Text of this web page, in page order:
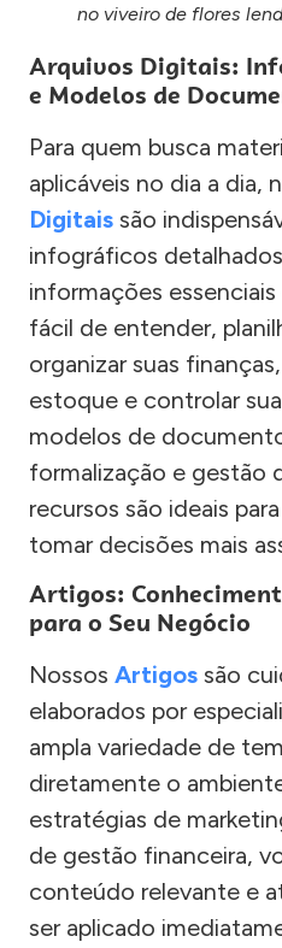
no viveiro de flores
Arquivos Digitais:
e Modelos de
Para quem busca
aplicáveis no dia a dia,
Digitais são
infográficos
informações
fácil de entender,
organizar suas
estoque e controlar
modelos de
formalização e gestão
recursos são ideais
tomar decisões mais
Artigos:
para o Seu Negócio
Nossos Artigos são
elaborados por
ampla variedade de
diretamente o
estratégias de
de gestão financeira,
conteúdo relevante e
ser aplicado